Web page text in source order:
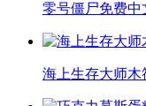
零号僵尸免费中
海上生存大师木